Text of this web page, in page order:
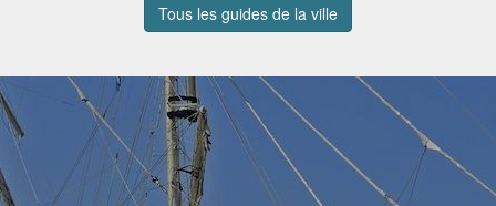
Tous les guides de la ville